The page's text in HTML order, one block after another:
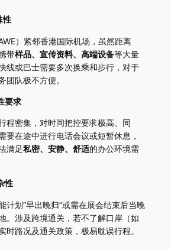
性
）紧邻香港国际机场，虽然距离
带样品、宣传资料、高端设备等大量
线或巴士需要多次换乘和步行，对于
团队极不方便。
要求
程密集，对时间把控要求极高。同
要在途中进行电话会议或短暂休息，
满足私密、安静、舒适的办公环境需
性
计划“早出晚归”或需在展会结束后当晚
。涉及跨境通关，若不了解口岸（如
时路况及通关政策，极易耽误行程。